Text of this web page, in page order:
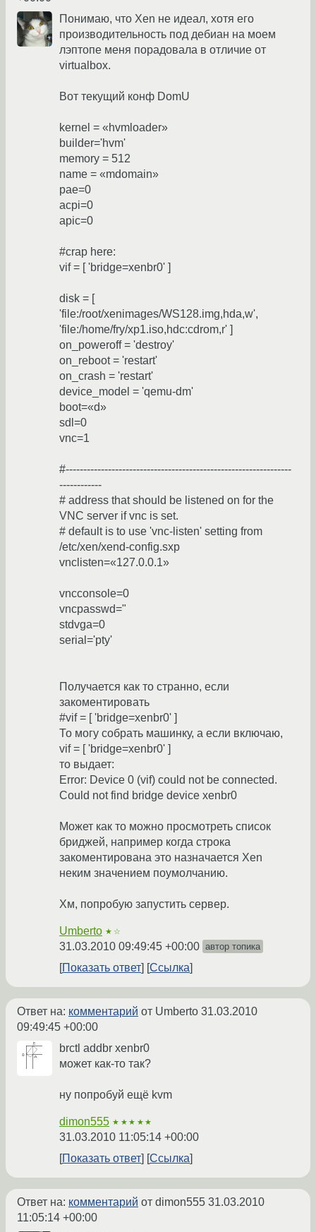
Понимаю, что Xen не идеал, хотя его
производительность под дебиан на моем
лэптопе меня порадовала в отличие от
virtualbox.
Вот текущий конф DomU
kernel = «hvmloader»
builder='hvm'
memory = 512
name = «mdomain»
pae=0
acpi=0
apic=0
#crap here:
vif = [ 'bridge=xenbr0' ]
disk = [
'file:/root/xenimages/WS128.img,hda,w',
'file:/home/fry/xp1.iso,hdc:cdrom,r' ]
on_poweroff = 'destroy'
on_reboot = 'restart'
on_crash = 'restart'
device_model = 'qemu-dm'
boot=«d»
sdl=0
vnc=1
#----------------------------------------------------------------
------------
# address that should be listened on for the
VNC server if vnc is set.
# default is to use 'vnc-listen' setting from
/etc/xen/xend-config.sxp
vnclisten=«127.0.0.1»
vncconsole=0
vncpasswd="
stdvga=0
serial='pty'
Получается как то странно, если
закоментировать
#vif = [ 'bridge=xenbr0' ]
То могу собрать машинку, а если включаю,
vif = [ 'bridge=xenbr0' ]
то выдает:
Error: Device 0 (vif) could not be connected.
Could not find bridge device xenbr0
Может как то можно просмотреть список
бриджей, например когда строка
закоментирована это назначается Xen
неким значением поумолчанию.
Хм, попробую запустить сервер.
Umberto ★☆
31.03.2010 09:49:45 +00:00 автор топика
Показать ответ Ссылка
Ответ на: комментарий от Umberto 31.03.2010
09:49:45 +00:00
brctl addbr xenbr0
может как-то так?
ну попробуй ещё kvm
dimon555 ★★★★★
31.03.2010 11:05:14 +00:00
Показать ответ
Ссылка
Ответ на: комментарий от dimon555 31.03.2010
11:05:14 +00:00